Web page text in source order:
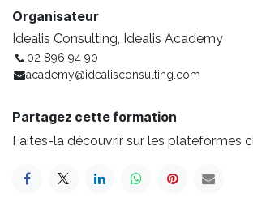
Organisateur
Idealis Consulting, Idealis Academy
02 896 94 90
academy@idealisconsulting.com
Partagez cette formation
Faites-la découvrir sur les plateformes